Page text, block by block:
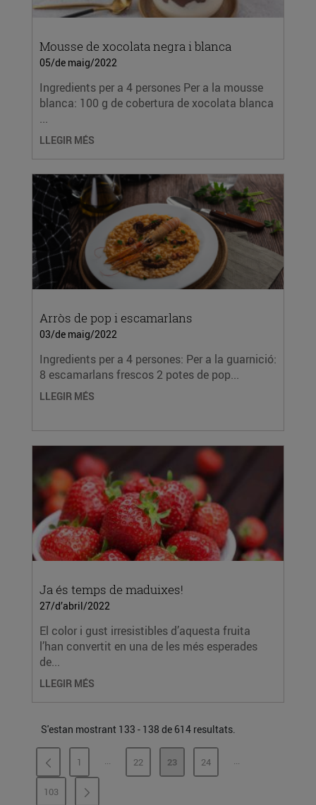
Mousse de xocolata negra i blanca
05/de maig/2022
Ingredients per a 4 persones Per a la mousse
blanca: 100 g de cobertura de xocolata blanca
...
LLEGIR MÉS
Arròs de pop i escamarlans
03/de maig/2022
Ingredients per a 4 persones: Per a la guarnició:
8 escamarlans frescos 2 potes de pop...
LLEGIR MÉS
Ja és temps de maduixes!
27/d’abril/2022
El color i gust irresistibles d’aquesta fruita
l’han convertit en una de les més esperades
de...
LLEGIR MÉS
S'estan mostrant 133 - 138 de 614 resultats.
PÀGINA
1 ...PÀGINES INTERMÈDIES
PÀGINA
22 PÀGINA
23 PÀGINA
24 ...PÀGINES
PÀGINA
103